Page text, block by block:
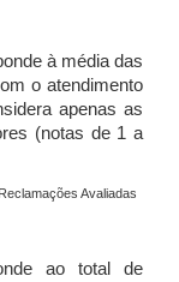
à média das
o atendimento
apenas as
(notas de 1 a
Avaliadas
ao total de